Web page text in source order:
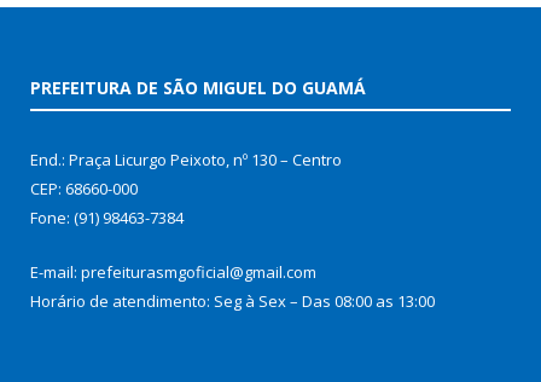
PREFEITURA DE SÃO MIGUEL DO GUAMÁ
End.: Praça Licurgo Peixoto, nº 130 – Centro
CEP: 68660-000
Fone: (91) 98463-7384
E-mail: prefeiturasmgoficial@gmail.com
Horário de atendimento: Seg à Sex – Das 08:00 as 13:00